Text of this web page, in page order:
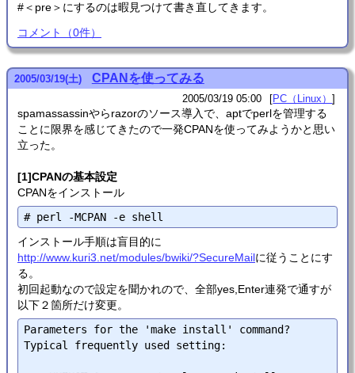
#＜pre＞にするのは暇見つけて書き直してきます。
コメント （0件）
2005/03/19(土) CPANを使ってみる
2005/03/19 05:00 PC（Linux）
spamassassinやらrazorのソース導入で、aptでperlを管理する
ことに限界を感じてきたので一発CPANを使ってみようかと思い
立った。
[1]CPANの基本設定
CPANをインストール
インストール手順は盲目的に
http://www.kuri3.net/modules/bwiki/?SecureMailに従うことにす
る。
初回起動なので設定を聞かれので、全部yes,Enter連発で通すが
以下２箇所だけ変更。
Parameters for the 'make install' command?
Typical frequently used setting: